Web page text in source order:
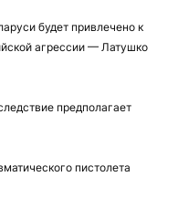
будет привлечено к
агрессии — Латушко
предполагает
пистолета